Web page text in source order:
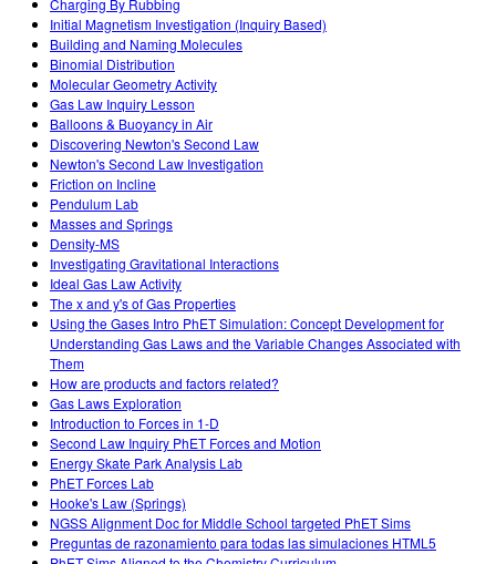
Charging By Rubbing
Initial Magnetism Investigation (Inquiry Based)
Building and Naming Molecules
Binomial Distribution
Molecular Geometry Activity
Gas Law Inquiry Lesson
Balloons & Buoyancy in Air
Discovering Newton's Second Law
Newton's Second Law Investigation
Friction on Incline
Pendulum Lab
Masses and Springs
Density-MS
Investigating Gravitational Interactions
Ideal Gas Law Activity
The x and y's of Gas Properties
Using the Gases Intro PhET Simulation: Concept Development for
Understanding Gas Laws and the Variable Changes Associated with
Them
How are products and factors related?
Gas Laws Exploration
Introduction to Forces in 1-D
Second Law Inquiry PhET Forces and Motion
Energy Skate Park Analysis Lab
PhET Forces Lab
Hooke's Law (Springs)
NGSS Alignment Doc for Middle School targeted PhET Sims
Preguntas de razonamiento para todas las simulaciones HTML5